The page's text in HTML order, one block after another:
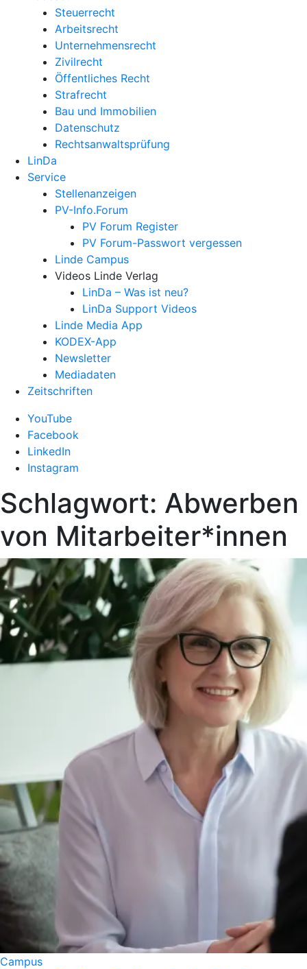
Steuerrecht
Arbeitsrecht
Unternehmens­recht
Zivilrecht
Öffentliches Recht
Strafrecht
Bau und Immobilien
Datenschutz
Rechtsanwalts­prüfung
LinDa
Service
Stellenanzeigen
PV-Info.Forum
PV Forum Register
PV Forum-Passwort vergessen
Linde Campus
Videos Linde Verlag
LinDa – Was ist neu?
LinDa Support Videos
Linde Media App
KODEX-App
Newsletter
Mediadaten
Zeitschriften
YouTube
Facebook
LinkedIn
Instagram
Schlagwort: Abwerben
von Mitarbeiter*innen
Campus